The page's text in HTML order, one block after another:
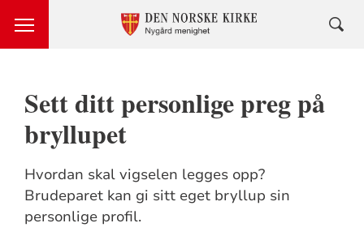
Sett ditt personlige preg på
bryllupet
Hvordan skal vigselen legges opp?
Brudeparet kan gi sitt eget bryllup sin
personlige profil.